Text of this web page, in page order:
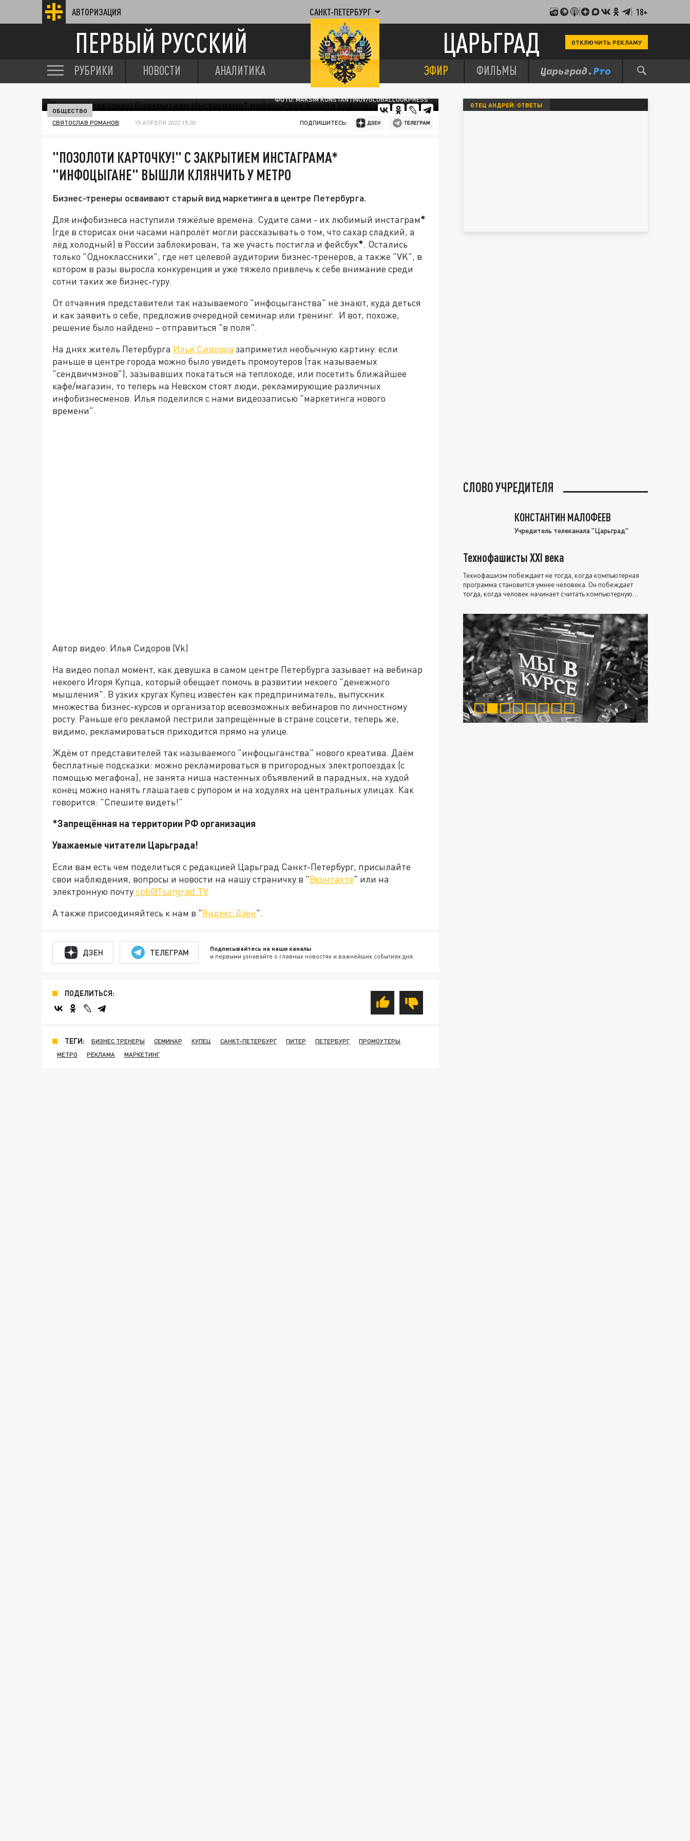
АВТОРИЗАЦИЯ САНКТ-ПЕТЕРБУРГ 18+
ПЕРВЫЙ РУССКИЙ ЦАРЬГРАД ОТКЛЮЧИТЬ РЕКЛАМУ
РУБРИКИ НОВОСТИ АНАЛИТИКА ЭФИР ФИЛЬМЫ
ФОТО: MAKSIM KONSTANTINOV/GLOBALLOOKPRESS
ОБЩЕСТВО
СВЯТОСЛАВ РОМАНОВ 15 АПРЕЛЯ 2022 15:30 ПОДПИШИТЕСЬ:
"ПОЗОЛОТИ КАРТОЧКУ!" С ЗАКРЫТИЕМ ИНСТАГРАМА*
"ИНФОЦЫГАНЕ" ВЫШЛИ КЛЯНЧИТЬ У МЕТРО
Бизнес-тренеры осваивают старый вид маркетинга в центре Петербурга.
Для инфобизнеса наступили тяжёлые времена. Судите сами - их любимый инстаграм*
(где в сторисах они часами напролёт могли рассказывать о том, что сахар сладкий, а
лёд холодный) в России заблокирован, та же участь постигла и фейсбук*. Остались
только "Одноклассники", где нет целевой аудитории бизнес-тренеров, а также "VK", в
котором в разы выросла конкуренция и уже тяжело привлечь к себе внимание среди
сотни таких же бизнес-гуру.
От отчаяния представители так называемого "инфоцыганства" не знают, куда деться
и как заявить о себе, предложив очередной семинар или тренинг. И вот, похоже,
решение было найдено – отправиться "в поля".
На днях житель Петербурга Илья Сидоров заприметил необычную картину: если
раньше в центре города можно было увидеть промоутеров (так называемых
"сендвичмэнов"), зазывавших покататься на теплоходе, или посетить ближайшее
кафе/магазин, то теперь на Невском стоят люди, рекламирующие различных
инфобизнесменов. Илья поделился с нами видеозаписью "маркетинга нового
времени".
Автор видео: Илья Сидоров (Vk)
На видео попал момент, как девушка в самом центре Петербурга зазывает на вебинар
некоего Игоря Купца, который обещает помочь в развитии некоего "денежного
мышления". В узких кругах Купец известен как предприниматель, выпускник
множества бизнес-курсов и организатор всевозможных вебинаров по личностному
росту. Раньше его рекламой пестрили запрещённые в стране соцсети, теперь же,
видимо, рекламироваться приходится прямо на улице.
Ждём от представителей так называемого "инфоцыганства" нового креатива. Даём
бесплатные подсказки: можно рекламироваться в пригородных электропоездах (с
помощью мегафона), не занята ниша настенных объявлений в парадных, на худой
конец можно нанять глашатаев с рупором и на ходулях на центральных улицах. Как
говорится: "Спешите видеть!"
*Запрещённая на территории РФ организация
Уважаемые читатели Царьграда!
Если вам есть чем поделиться с редакцией Царьград Санкт-Петербург, присылайте
свои наблюдения, вопросы и новости на нашу страничку в "Вконтакте" или на
электронную почтуspb@Tsargrad.TV
А также присоединяйтесь к нам в "Яндекс.Дзен".
ДЗЕН ТЕЛЕГРАМ Подписывайтесь на наши каналы
и первыми узнавайте о главных новостях и важнейших событиях дня.
ПОДЕЛИТЬСЯ:
ТЕГИ: БИЗНЕС ТРЕНЕРЫ СЕМИНАР КУПЕЦ САНКТ-ПЕТЕРБУРГ ПИТЕР ПЕТЕРБУРГ
ПРОМОУТЕРЫ
МЕТРО
РЕКЛАМА МАРКЕТИНГ
ОТЕЦ АНДРЕЙ: ОТВЕТЫ
СЛОВО УЧРЕДИТЕЛЯ
КОНСТАНТИН МАЛОФЕЕВ
Учредитель телеканала "Царьград"
Технофашисты XXI века
Технофашизм побеждает не тогда, когда компьютерная
программа становится умнее человека. Он побеждает
тогда, когда человек начинает считать компьютерную